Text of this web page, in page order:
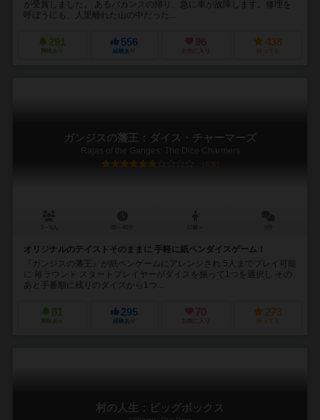
が受賞しました。 あるバカンスの帰り、急に車が故障します。修理を
呼ぼうにも、人里離れた山の中だった...
291
興味あり
556
経験あり
96
お気に入り
438
持ってる
ガンジスの藩王：ダイス・チャーマーズ
Rajas of the Ganges: The Dice Charmers
6.5
オリジナルのテイストそのままに 手軽に紙ペンダイスゲーム！
『ガンジスの藩王』が紙ペンゲームにアレンジされ 5人までプレイ可能
に 毎ラウンド スタートプレイヤーがダイスを振って1つを選択し その
あと手番順に残りのダイスから1つ...
81
興味あり
295
経験あり
70
お気に入り
273
持ってる
村の人生：ビッグボックス